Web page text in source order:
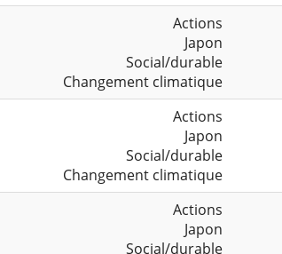
Actions
Japon
Social/durable
Changement climatique
Actions
Japon
Social/durable
Changement climatique
Actions
Japon
Social/durable